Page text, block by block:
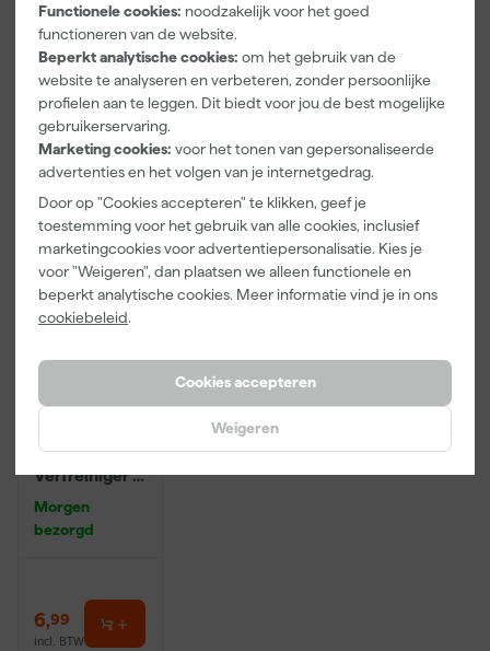
Functionele cookies: noodzakelijk voor het goed
functioneren van de website.
Beperkt analytische cookies: om het gebruik van de
website te analyseren en verbeteren, zonder persoonlijke
profielen aan te leggen. Dit biedt voor jou de best mogelijke
gebruikerservaring.
Marketing cookies: voor het tonen van gepersonaliseerde
advertenties en het volgen van je internetgedrag.
Door op "Cookies accepteren" te klikken, geef je
toestemming voor het gebruik van alle cookies, inclusief
marketingcookies voor advertentiepersonalisatie. Kies je
voor "Weigeren", dan plaatsen we alleen functionele en
beperkt analytische cookies. Meer informatie vind je in ons
cookiebeleid.
Cookies accepteren
Weigeren
50mx24mm
Morgen
bezorgd
3,99
10cm Roller -
15 x 32 cm + 5
inzetbakken
Morgen
bezorgd
99
6-delig
bezorgd
Adviesprijs
73
Onze Top 10
Ontvetter en
Verfreiniger –
Morgen
bezorgd
6,99
incl. BTW